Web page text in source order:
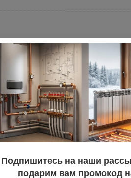
Подпишитесь на наши
подарим вам промокод